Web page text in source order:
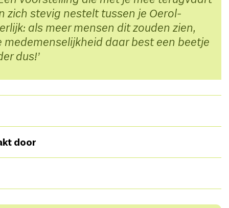
zich stevig nestelt tussen je Oerol-
als meer mensen dit zouden zien,
medemenselijkheid daar best een beetje
dus!
Beutler i.s.m. de dansers,
(NL/DE)VertellerMontana Adams (Mohawk)
Anishinaabe), Michelle Schenandoah
compositie), Ty Defoe (drum + fluit), Adah
+ drum),DramaturgieJusta ter Haar(NL), Igor
door